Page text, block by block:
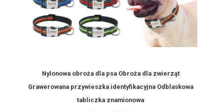
Nylonowa obroża dla psa Obroża dla zwierząt
Grawerowana przywieszka identyfikacyjna Odblaskowa
tabliczka znamionowa